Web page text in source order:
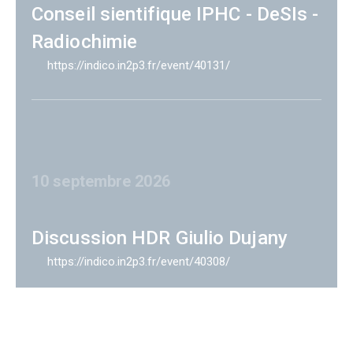
Conseil sientifique IPHC - DeSIs -
Radiochimie
https://indico.in2p3.fr/event/40131/
10 septembre 2026
Discussion HDR Giulio Dujany
https://indico.in2p3.fr/event/40308/